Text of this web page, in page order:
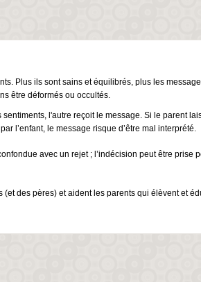
Plus ils sont sains et équilibrés, plus les
être déformés ou occultés.
l'autre reçoit le message. Si le parent
l’enfant, le message risque d’être mal interprété.
avec un rejet ; l’indécision peut être prise
des pères) et aident les parents qui élèvent et